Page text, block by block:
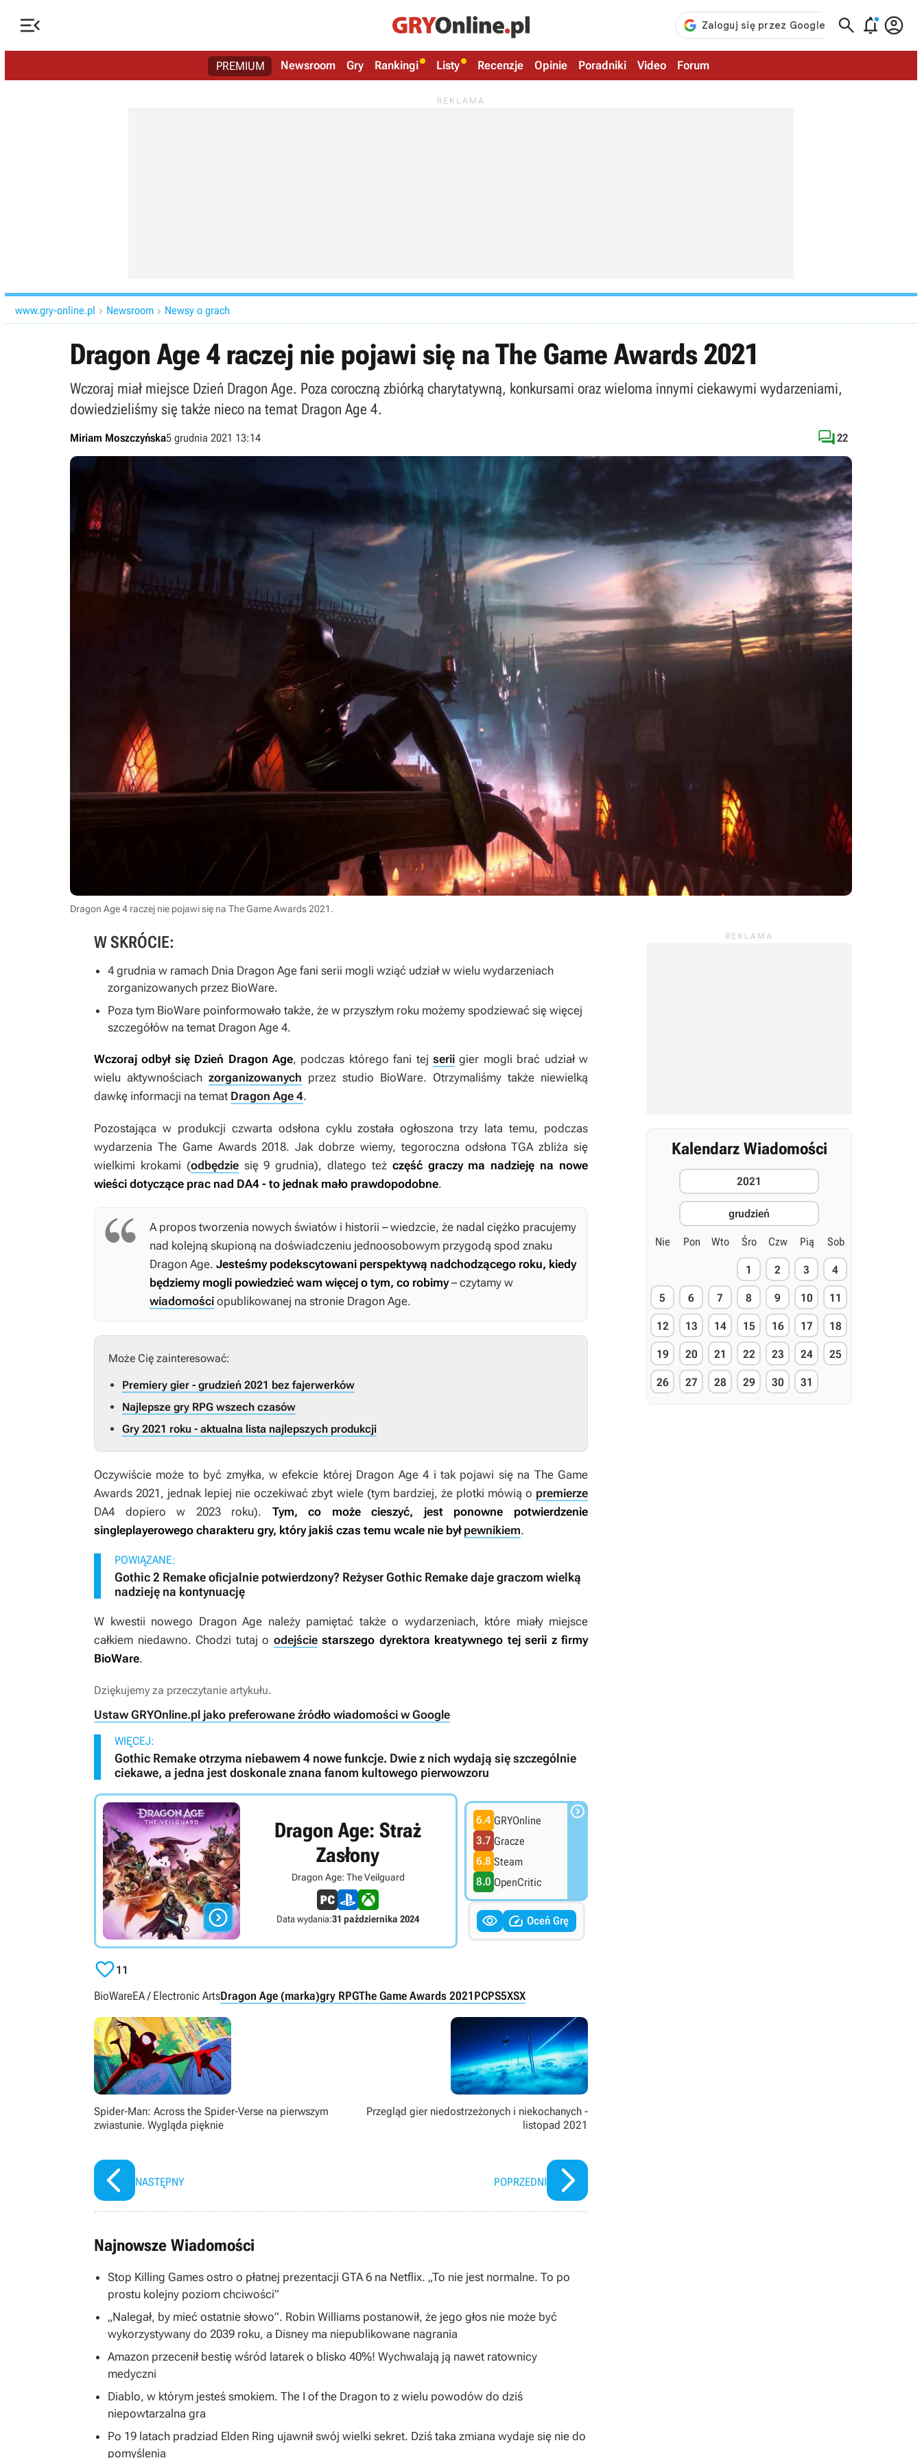
   
PREMIUM Newsroom Gry Rankingi Listy Recenzje Opinie Poradniki Video Forum
www.gry-online.pl  Newsroom  Newsy o grach
Dragon Age 4 raczej nie pojawi się na The Game Awards 2021
Wczoraj miał miejsce Dzień Dragon Age. Poza coroczną zbiórką charytatywną, konkursami oraz wieloma innymi ciekawymi wydarzeniami,
dowiedzieliśmy się także nieco na temat Dragon Age 4.
Miriam Moszczyńska5 grudnia 2021 13:14 22
Dragon Age 4 raczej nie pojawi się na The Game Awards 2021.
W SKRÓCIE:
4 grudnia w ramach Dnia Dragon Age fani serii mogli wziąć udział w wielu wydarzeniach
zorganizowanych przez BioWare.
Poza tym BioWare poinformowało także, że w przyszłym roku możemy spodziewać się więcej
szczegółów na temat Dragon Age 4.
Wczoraj odbył się Dzień Dragon Age, podczas którego fani tejserii gier mogli brać udział w
wielu aktywnościach zorganizowanych przez studio BioWare. Otrzymaliśmy także niewielką
dawkę informacji na temat Dragon Age 4.
Pozostająca w produkcji czwarta odsłona cyklu została ogłoszona trzy lata temu, podczas
wydarzenia The Game Awards 2018. Jak dobrze wiemy, tegoroczna odsłona TGA zbliża się
wielkimi krokami (odbędziesię 9 grudnia), dlatego teżczęść graczy ma nadzieję na nowe
wieści dotyczące prac nad DA4 - to jednak mało prawdopodobne.
A propos tworzenia nowych światów i historii – wiedzcie, że nadal ciężko pracujemy
nad kolejną skupioną na doświadczeniu jednoosobowym przygodą spod znaku
Dragon Age. Jesteśmy podekscytowani perspektywą nadchodzącego roku, kiedy
będziemy mogli powiedzieć wam więcej o tym, co robimy– czytamy w
wiadomości opublikowanej na stronie Dragon Age.
Może Cię zainteresować:
Premiery gier - grudzień 2021 bez fajerwerków
Najlepsze gry RPG wszech czasów
Gry 2021 roku - aktualna lista najlepszych produkcji
Oczywiście może to być zmyłka, w efekcie której Dragon Age 4 i tak pojawi się na The Game
Awards 2021, jednak lepiej nie oczekiwać zbyt wiele (tym bardziej, że plotki mówią o premierze
DA4 dopiero w 2023 roku). Tym, co może cieszyć, jest ponowne potwierdzenie
singleplayerowego charakteru gry, który jakiś czas temu wcale nie był pewnikiem.
POWIĄZANE:
Gothic 2 Remake oficjalnie potwierdzony? Reżyser Gothic Remake daje graczom wielką
nadzieję na kontynuację
W kwestii nowego Dragon Age należy pamiętać także o wydarzeniach, które miały miejsce
całkiem niedawno. Chodzi tutaj o odejściestarszego dyrektora kreatywnego tej serii z firmy
BioWare.
Dziękujemy za przeczytanie artykułu.
Ustaw GRYOnline.pl jako preferowane źródło wiadomości w Google
WIĘCEJ:
Gothic Remake otrzyma niebawem 4 nowe funkcje. Dwie z nich wydają się szczególnie
ciekawe, a jedna jest doskonale znana fanom kultowego pierwowzoru

Dragon Age: Straż
Zasłony
Dragon Age: The Veilguard
Data wydania:31 października 2024
6.4 GRYOnline
3.7 Gracze
6.8 Steam
8.0 OpenCritic

  Oceń Grę
11
BioWareEA / Electronic ArtsDragon Age (marka)gry RPGThe Game Awards 2021 PCPS5XSX
Spider-Man: Across the Spider-Verse na pierwszym
zwiastunie. Wygląda pięknie
NASTĘPNY
Przegląd gier niedostrzeżonych i niekochanych -
listopad 2021
POPRZEDNI
Najnowsze Wiadomości
Stop Killing Games ostro o płatnej prezentacji GTA 6 na Netflix. „To nie jest normalne. To po
prostu kolejny poziom chciwości”
„Nalegał, by mieć ostatnie słowo”. Robin Williams postanowił, że jego głos nie może być
wykorzystywany do 2039 roku, a Disney ma niepublikowane nagrania
Amazon przecenił bestię wśród latarek o blisko 40%! Wychwalają ją nawet ratownicy
medyczni
Diablo, w którym jesteś smokiem. The I of the Dragon to z wielu powodów do dziś
niepowtarzalna gra
Po 19 latach pradziad Elden Ring ujawnił swój wielki sekret. Dziś taka zmiana wydaje się nie do
pomyślenia
Kalendarz Wiadomości
2021
grudzień
Nie Pon Wto Śro Czw Pią Sob
1 2 3 4
5 6 7 8 9 10 11
12 13 14 15 16 17 18
19 20 21 22 23 24 25
26 27 28 29 30 31